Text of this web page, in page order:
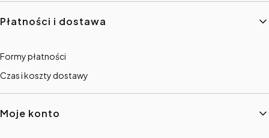
Płatności i dostawa
Formy płatności
Czas i koszty dostawy
Moje konto